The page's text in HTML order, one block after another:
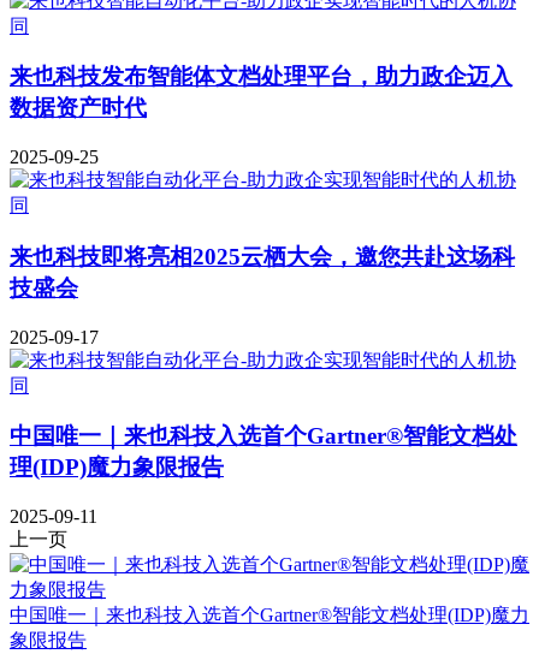
来也科技发布智能体文档处理平台，助力政企迈入
数据资产时代
2025-09-25
来也科技即将亮相2025云栖大会，邀您共赴这场科
技盛会
2025-09-17
中国唯一｜来也科技入选首个Gartner®智能文档处
理(IDP)魔力象限报告
2025-09-11
上一页
中国唯一｜来也科技入选首个Gartner®智能文档处理(IDP)魔力
象限报告